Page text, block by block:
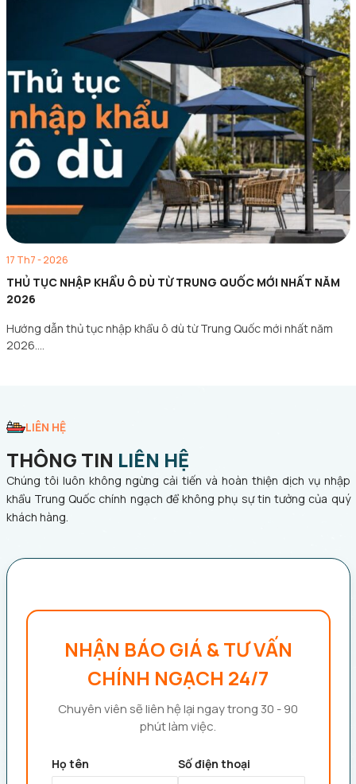
17 Th7 - 2026
THỦ TỤC NHẬP KHẨU Ô DÙ TỪ TRUNG QUỐC MỚI NHẤT NĂM
2026
Hướng dẫn thủ tục nhập khẩu ô dù từ Trung Quốc mới nhất năm
2026.…
LIÊN HỆ
THÔNG TIN LIÊN HỆ
Chúng tôi luôn không ngừng cải tiến và hoàn thiện dịch vụ nhập
khẩu Trung Quốc chính ngạch để không phụ sự tin tưởng của quý
khách hàng.
NHẬN BÁO GIÁ & TƯ VẤN
CHÍNH NGẠCH 24/7
Chuyên viên sẽ liên hệ lại ngay trong 30 - 90
phút làm việc.
Họ tên Số điện thoại